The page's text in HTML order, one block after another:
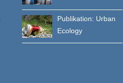
Publikation: Urban
Ecology